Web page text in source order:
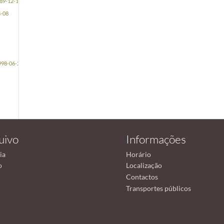
08
06-26
Informações
Horário
Localização
Contactos
Transportes públicos